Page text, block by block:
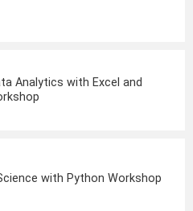
Analytics with Excel and
with Python Workshop